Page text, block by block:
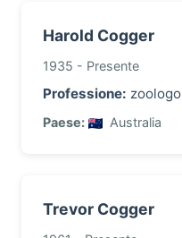
Harold Cogger
1935 - Presente
Professione: zoologo
Paese: Australia
Trevor Cogger